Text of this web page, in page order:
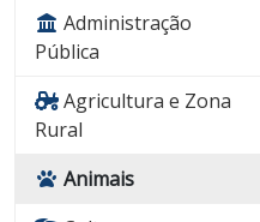
Administração
Pública
Agricultura e Zona
Rural
Animais